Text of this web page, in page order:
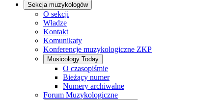
Sekcja muzykologów
O sekcji
Władze
Kontakt
Komunikaty
Konferencje muzykologiczne ZKP
Musicology Today
O czasopiśmie
Bieżący numer
Numery archiwalne
Forum Muzykologiczne